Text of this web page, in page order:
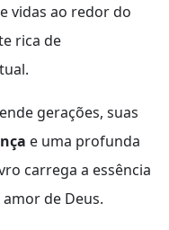
vidas ao redor do
rica de
gerações, suas
e uma profunda
carrega a essência
de Deus.